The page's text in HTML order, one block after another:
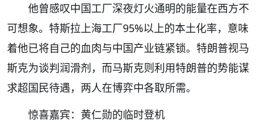
他曾感叹中国工厂深夜灯火通明的能量在西方不
可想象。特斯拉上海工厂95%以上的本土化率，意味
着他已将自己的血肉与中国产业链紧锁。特朗普视马
斯克为谈判润滑剂，而马斯克则利用特朗普的势能谋
求超国民待遇，两人在博弈中各取所需。
惊喜嘉宾：黄仁勋的临时登机